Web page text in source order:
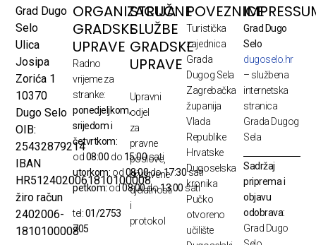
Grad Dugo
Selo
Ulica
Josipa
Zorića 1
10370
Dugo Selo
OIB:
25432879214
IBAN
HR5124020061810100008
žiro račun
2402006-
1810100008
ORGANIZACIJA
GRADSKE
UPRAVE
Radno
vrijeme za
stranke:
ponedjeljkom,
srijedom i
četvrtkom:
od08:00 do 15:00sati
utorkom: od08:00do17:30sati
petkom:od08:00do13:00 sati
tel:01/2753
705
STRUČNE
SLUŽBE
GRADSKE
UPRAVE
Upravni
odjel
za
pravne
poslove,
društvene
djelatnosti
i
protokol
POVEZNICE
Turistička
zajednica
Grada
Dugog Sela
Zagrebačka
županija
Vlada
Republike
Hrvatske
Dugoselska
kronika
Pučko
otvoreno
učilište
Grad Dugo
Selo
dugoselo.hr
– službena
internetska
stranica
Grada Dugog
Sela
Sadržaj
priprema i
objavu
odobrava:
Grad Dugo